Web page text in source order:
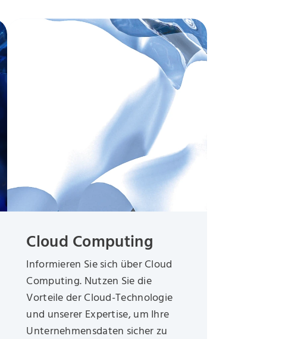
Cloud Computing
Informieren Sie sich über Cloud
Computing. Nutzen Sie die
Vorteile der Cloud-Technologie
und unserer Expertise, um Ihre
Unternehmensdaten sicher zu